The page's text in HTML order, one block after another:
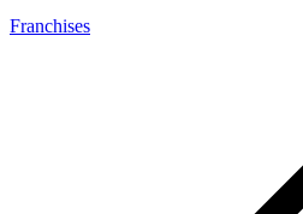
Franchises